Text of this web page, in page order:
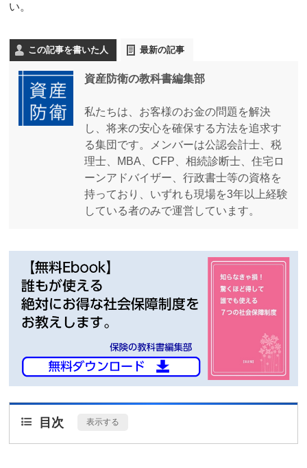
い。
この記事を書いた人 最新の記事
資産防衛の教科書編集部
私たちは、お客様のお金の問題を解決
し、将来の安心を確保する方法を追求す
る集団です。メンバーは公認会計士、税
理士、MBA、CFP、相続診断士、住宅ロ
ーンアドバイザー、行政書士等の資格を
持っており、いずれも現場を3年以上経験
している者のみで運営しています。
目次 表示する